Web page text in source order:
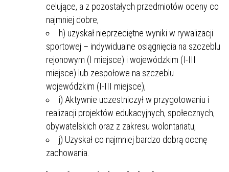
celujące, a z pozostałych przedmiotów oceny co
najmniej dobre,
h) uzyskał nieprzeciętne wyniki w rywalizacji
sportowej – indywidualne osiągnięcia na szczeblu
rejonowym (I miejsce) i wojewódzkim (I-III
miejsce) lub zespołowe na szczeblu
wojewódzkim (I-III miejsce),
i) Aktywnie uczestniczył w przygotowaniu i
realizacji projektów edukacyjnych, społecznych,
obywatelskich oraz z zakresu wolontariatu,
j) Uzyskał co najmniej bardzo dobrą ocenę
zachowania.